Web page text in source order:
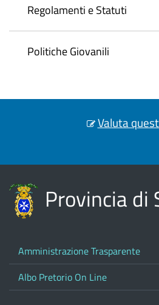
Regolamenti e Statuti
Politiche Giovanili
Valuta
Provincia di
Amministrazione Trasparente
Albo Pretorio On Line